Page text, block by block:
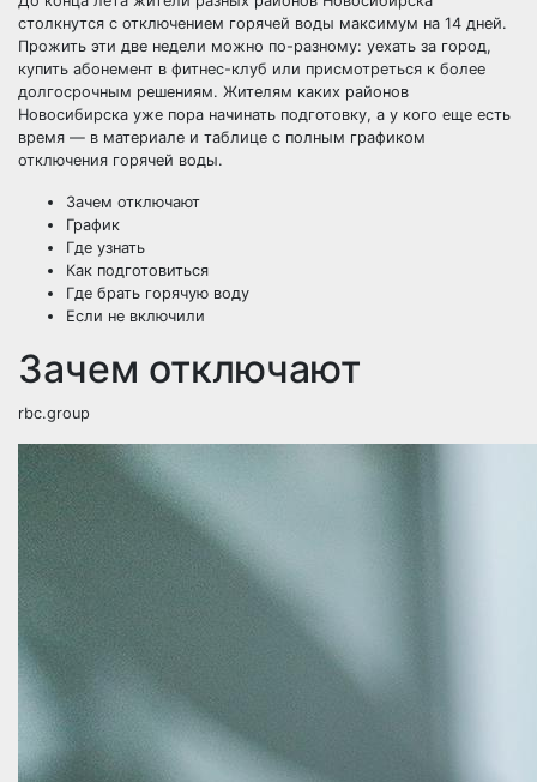
столкнутся с отключением горячей воды максимум на 14 дней.
Прожить эти две недели можно по-разному: уехать за город,
купить абонемент в фитнес-клуб или присмотреться к более
долгосрочным решениям. Жителям каких районов
Новосибирска уже пора начинать подготовку, а у кого еще есть
время — в материале и таблице с полным графиком
отключения горячей воды.
Зачем отключают
График
Где узнать
Как подготовиться
Где брать горячую воду
Если не включили
Зачем отключают
rbc.group